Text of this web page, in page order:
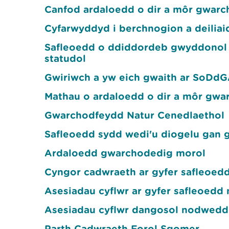
Canfod ardaloedd o dir a môr
Cyfarwyddyd i berchnogion a
Safleoedd o ddiddordeb
statudol
Gwiriwch a yw eich gwaith ar
Mathau o ardaloedd o dir a môr
Gwarchodfeydd Natur Cenedlaethol
Safleoedd sydd wedi'u diogelu gan
Ardaloedd gwarchodedig morol
Cyngor cadwraeth ar gyfer
Asesiadau cyflwr ar gyfer safleoedd
Asesiadau cyflwr dangosol